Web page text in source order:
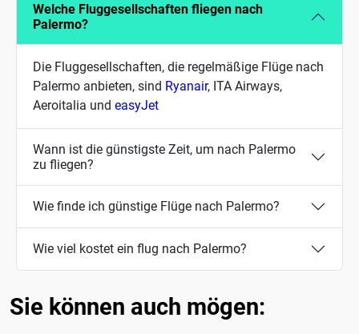
Welche Fluggesellschaften fliegen nach
Palermo?
Die Fluggesellschaften, die regelmäßige Flüge nach
Palermo anbieten, sind Ryanair, ITA Airways,
Aeroitalia und easyJet
Wann ist die günstigste Zeit, um nach Palermo
zu fliegen?
Wie finde ich günstige Flüge nach Palermo?
Wie viel kostet ein flug nach Palermo?
Sie können auch mögen: